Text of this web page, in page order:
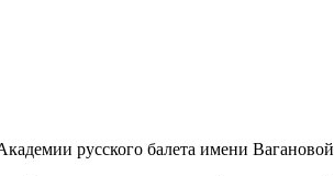
русского балета имени Вагановой